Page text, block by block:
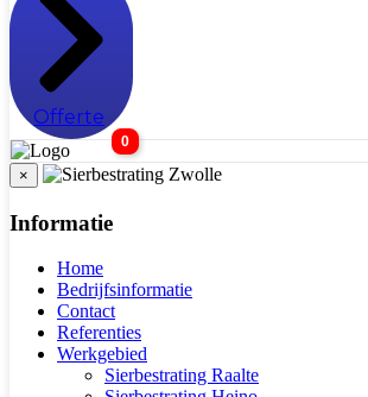
Offerte
0
×
Informatie
Home
Bedrijfsinformatie
Contact
Referenties
Werkgebied
Sierbestrating Raalte